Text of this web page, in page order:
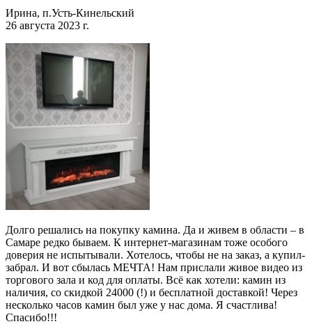
Ирина, п.Усть-Кинельский
26 августа 2023 г.
Долго решались на покупку камина. Да и живем в области – в
Самаре редко бываем. К интернет-магазинам тоже особого
доверия не испытывали. Хотелось, чтобы не на заказ, а купил-
забрал. И вот сбылась МЕЧТА! Нам прислали живое видео из
торгового зала и код для оплаты. Всё как хотели: камин из
наличия, со скидкой 24000 (!) и бесплатной доставкой! Через
несколько часов камин был уже у нас дома. Я счастлива!
Спасибо!!!